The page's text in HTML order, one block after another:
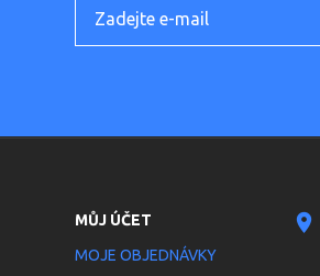
MŮJ ÚČET
MOJE OBJEDNÁVKY